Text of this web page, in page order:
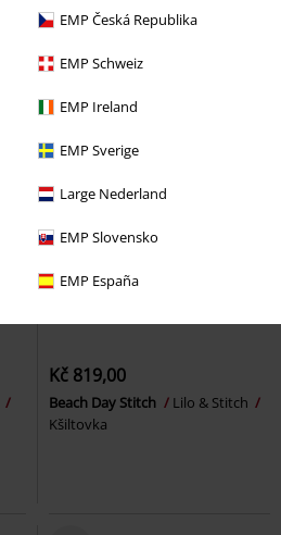
EMP Česká Republika
EMP Schweiz
EMP Ireland
EMP Sverige
Large Nederland
EMP Slovensko
EMP España
Kšiltovka
Kč 819,00
Beach Day Stitch
Lilo & Stitch
Kšiltovka